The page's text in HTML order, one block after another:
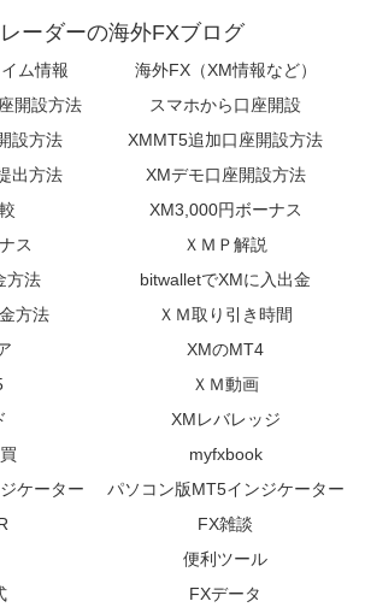
ーダーの海外FXブログ
ム情報
海外FX（XM情報など）
開設方法
スマホから口座開設
設方法
XMMT5追加口座開設方法
出方法
XMデモ口座開設方法
XM3,000円ボーナス
ス
ＸＭＰ解説
方法
bitwalletでXMに入出金
方法
ＸＭ取り引き時間
XMのMT4
ＸＭ動画
XMレバレッジ
myfxbook
ケーター
パソコン版MT5インジケーター
FX雑談
便利ツール
FXデータ